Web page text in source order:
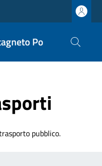
Po
pubblico.